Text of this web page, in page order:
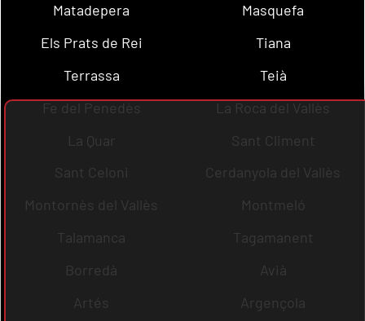
Matadepera
Masquefa
Els Prats de Rei
Tiana
Terrassa
Teià
Fe del Penedès
La Roca del Vallès
La Quar
Sant Climent
Sant Celoni
Cerdanyola del Vallès
Montornès del Vallès
Montmeló
Talamanca
Tagamanent
Borredà
Avià
Artés
Argençola